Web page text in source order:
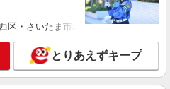
区・さいたま市岩槻区・久喜市・蓮田
とりあえずキープ